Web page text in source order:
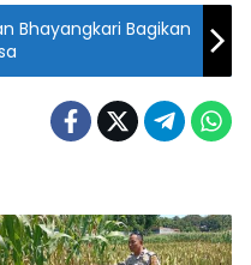
Bhayangkari Bagikan